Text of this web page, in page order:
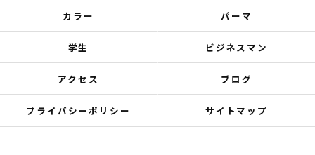
カラー パーマ
学生 ビジネスマン
アクセス ブログ
プライバシーポリシー サイトマップ